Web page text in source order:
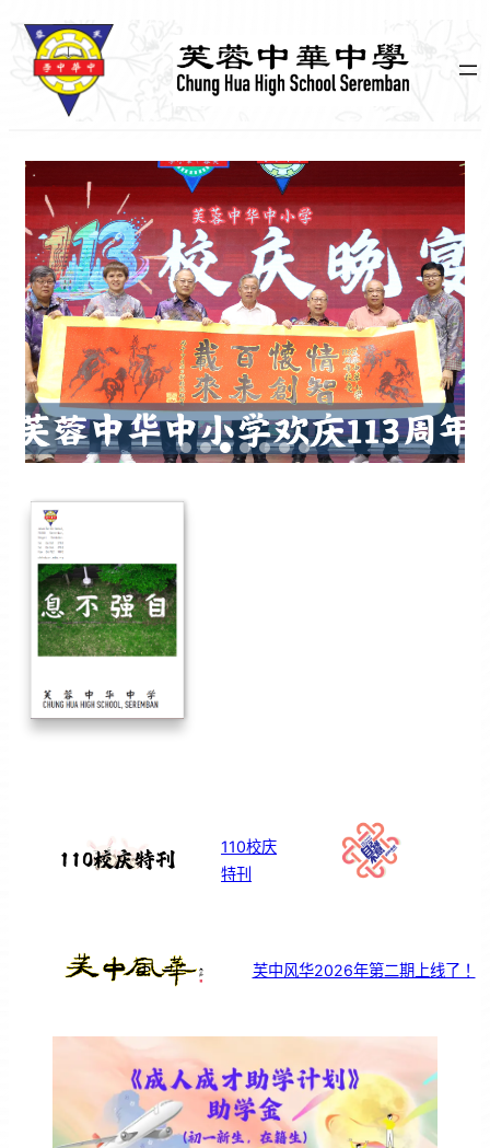
110校庆
特刊
芙中风华2026年第二期上线了！